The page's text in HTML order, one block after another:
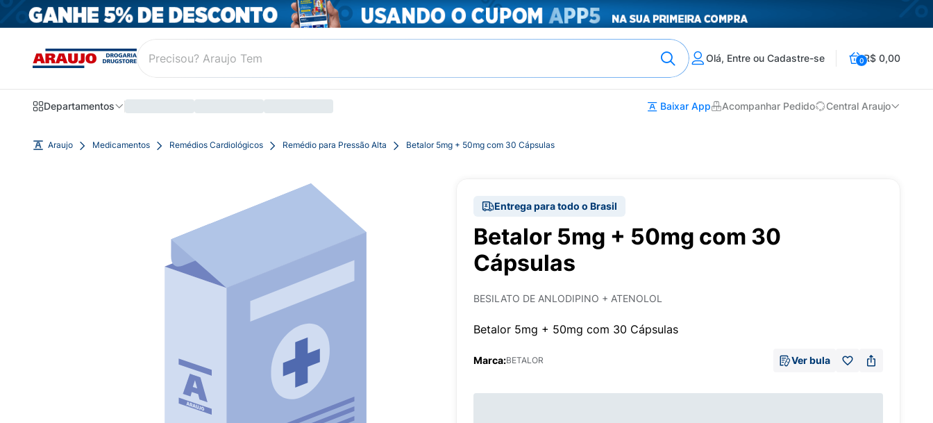
Olá, Entre ou Cadastre-se 0R$ 0,00
Departamentos Baixar App Acompanhar Pedido Central Araujo
Araujo Medicamentos Remédios Cardiológicos Remédio para Pressão Alta Betalor 5mg + 50mg com 30 Cápsulas
Entrega para todo o Brasil
Betalor 5mg + 50mg com 30
Cápsulas
BESILATO DE ANLODIPINO + ATENOLOL
Betalor 5mg + 50mg com 30 Cápsulas
Marca:BETALOR Ver bula